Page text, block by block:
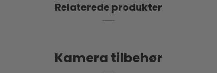
Relaterede produkter
Kamera tilbehør